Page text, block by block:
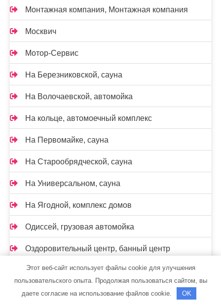
Монтажная компания, Монтажная компания
Москвич
Мотор-Сервис
На Березниковской, сауна
На Волочаевской, автомойка
На кольце, автомоечный комплекс
На Первомайке, сауна
На Старообрядческой, сауна
На Универсальном, сауна
На Ягодной, комплекс домов
Одиссей, грузовая автомойка
Оздоровительный центр, банный центр
Окна-двери, магазин хозяйственных товаров
Олимп, автомоечный комплекс
Этот веб-сайт использует файлы cookie для улучшения
пользовательского опыта. Продолжая пользоваться сайтом, вы
даете согласие на использование файлов cookie.
OK